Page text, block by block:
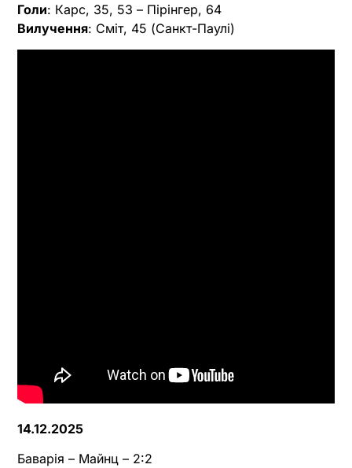
Голи: Карс, 35, 53 – Пірінгер, 64
Вилучення: Сміт, 45 (Санкт-Паулі)
14.12.2025
Баварія – Майнц – 2:2